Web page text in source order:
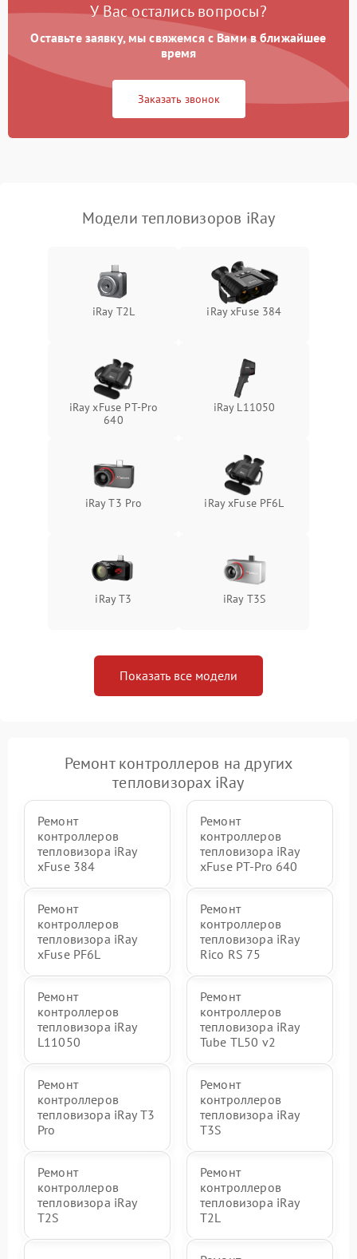
Проблемы с объективом
У Вас остались вопросы?
Оставьте заявку, мы свяжемся с Вами в ближайшее
время
Заказать звонок
Модели тепловизоров iRay
iRay T2L iRay xFuse 384
iRay xFuse PT-Pro
640
iRay L11050
iRay T3 Pro iRay xFuse PF6L
iRay T3 iRay T3S
Показать все модели
Ремонт контроллеров на других
тепловизорах iRay
Ремонт
контроллеров
тепловизора iRay
xFuse 384
Ремонт
контроллеров
тепловизора iRay
xFuse PT-Pro 640
Ремонт
контроллеров
тепловизора iRay
xFuse PF6L
Ремонт
контроллеров
тепловизора iRay
Rico RS 75
Ремонт
контроллеров
тепловизора iRay
L11050
Ремонт
контроллеров
тепловизора iRay
Tube TL50 v2
Ремонт
контроллеров
тепловизора iRay T3
Pro
Ремонт
контроллеров
тепловизора iRay
T3S
Ремонт
контроллеров
тепловизора iRay
T2S
Ремонт
контроллеров
тепловизора iRay
T2L